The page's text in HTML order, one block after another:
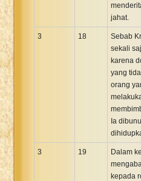
jahat.
3 18
Sebab
sekali
karena
yang
orang
Ia
3 19
Dalam
kepada